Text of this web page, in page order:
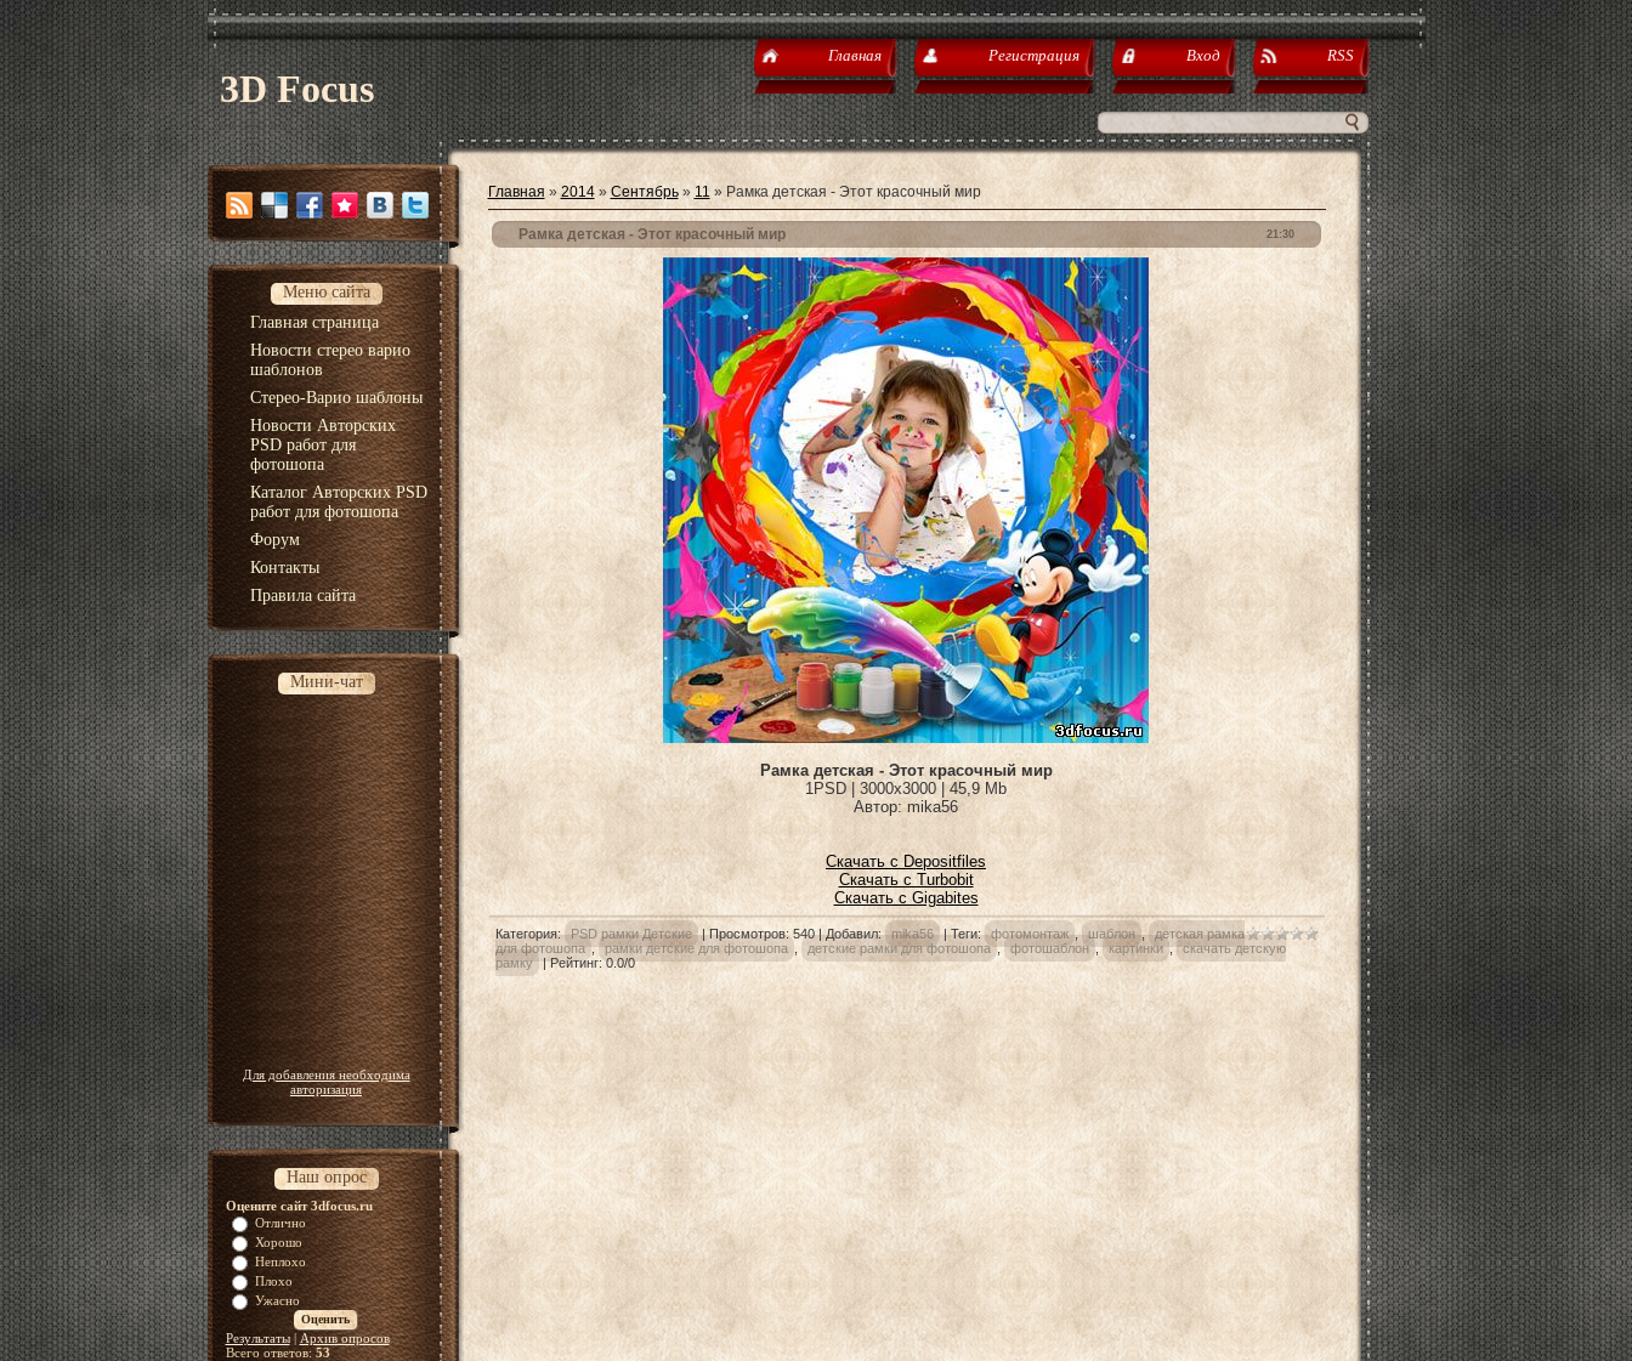
3D Focus
Главная Регистрация Вход RSS
Меню сайта
Главная страница
Новости стерео варио
шаблонов
Стерео-Варио шаблоны
Новости Авторских
PSD работ для
фотошопа
Каталог Авторских PSD
работ для фотошопа
Форум
Контакты
Правила сайта
Мини-чат
Для добавления необходима
авторизация
Наш опрос
Оцените сайт 3dfocus.ru
Отлично
Хорошо
Неплохо
Плохо
Ужасно
Результаты| Архив опросов
Всего ответов:53
Главная » 2014 » Сентябрь » 11» Рамка детская - Этот красочный мир
21:30
Рамка детская - Этот красочный мир
Рамка детская - Этот красочный мир
1PSD | 3000х3000 | 45,9 Mb
Автор: mika56
Скачать с Depositfiles
Скачать с Turbobit
Скачать с Gigabites
Категория: PSD рамки Детские |Просмотров: 540 |Добавил: mika56 |Теги: фотомонтаж , шаблон , детская рамка
для фотошопа , рамки детские для фотошопа детские рамки для фотошопа , фотошаблон , картинки , скачать детскую
рамку |Рейтинг:0.0/0